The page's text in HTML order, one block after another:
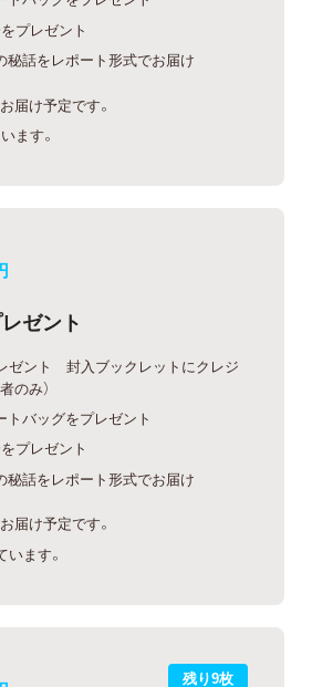
プレゼント
秘話をレポート形式でお届け
届け予定です。
ます。
ゼント
ゼント 封入ブックレットにクレジ
のみ）
トバッグをプレゼント
プレゼント
秘話をレポート形式でお届け
届け予定です。
ます。
残り9枚